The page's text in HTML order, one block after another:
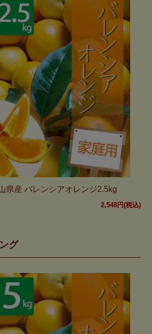
県産 バレンシアオレンジ2.5kg
2,548円(税込)
グ